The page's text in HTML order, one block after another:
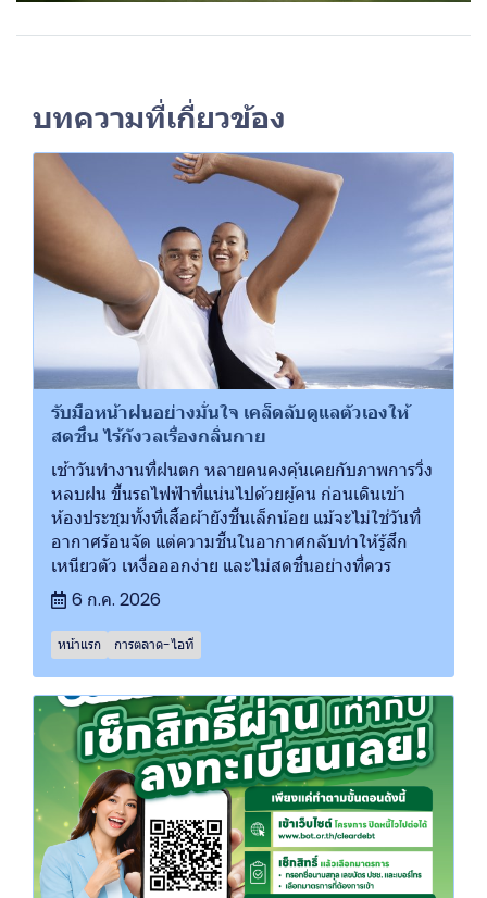
บทความที่เกี่ยวข้อง
รับมือหน้าฝนอย่างมั่นใจ เคล็ดลับดูแลตัวเองให้
สดชื่น ไร้กังวลเรื่องกลิ่นกาย
เช้าวันทำงานที่ฝนตก หลายคนคงคุ้นเคยกับภาพการวิ่ง
หลบฝน ขึ้นรถไฟฟ้าที่แน่นไปด้วยผู้คน ก่อนเดินเข้า
ห้องประชุมทั้งที่เสื้อผ้ายังชื้นเล็กน้อย แม้จะไม่ใช่วันที่
อากาศร้อนจัด แต่ความชื้นในอากาศกลับทำให้รู้สึก
เหนียวตัว เหงื่อออกง่าย และไม่สดชื่นอย่างที่ควร
6 ก.ค. 2026
หน้าแรก การตลาด-ไอที